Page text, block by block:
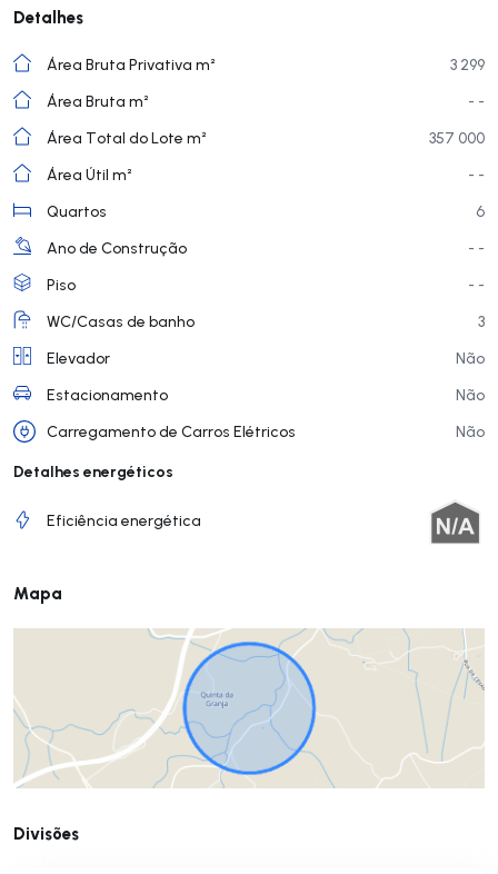
Detalhes
Área Bruta Privativa m²
3 299
Área Bruta m²
- -
Área Total do Lote m²
357 000
Área Útil m²
- -
Quartos
6
Ano de Construção
- -
Piso
- -
WC/Casas de banho
3
Elevador
Não
Estacionamento
Não
Carregamento de Carros Elétricos
Não
Detalhes energéticos
Eficiência energética
Mapa
Divisões